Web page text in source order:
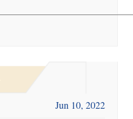
Jun 10, 2022